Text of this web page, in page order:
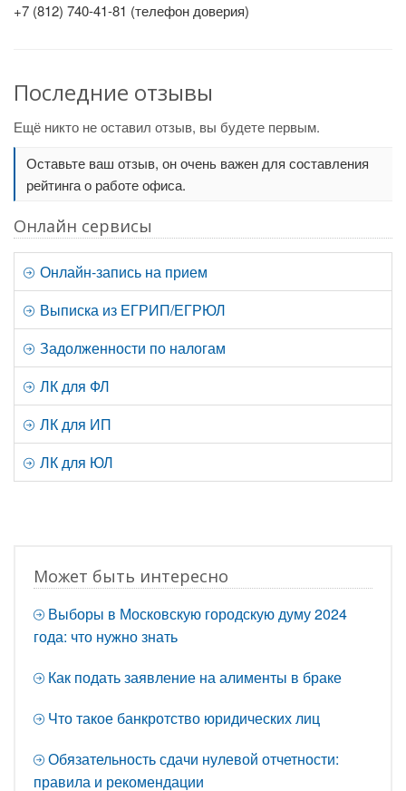
+7 (812) 740-41-81 (телефон доверия)
Последние отзывы
Ещё никто не оставил отзыв, вы будете первым.
Оставьте ваш отзыв, он очень важен для составления
рейтинга о работе офиса.
Онлайн сервисы
Онлайн-запись на прием
Выписка из ЕГРИП/ЕГРЮЛ
Задолженности по налогам
ЛК для ФЛ
ЛК для ИП
ЛК для ЮЛ
Может быть интересно
Выборы в Московскую городскую думу 2024
года: что нужно знать
Как подать заявление на алименты в браке
Что такое банкротство юридических лиц
Обязательность сдачи нулевой отчетности:
правила и рекомендации